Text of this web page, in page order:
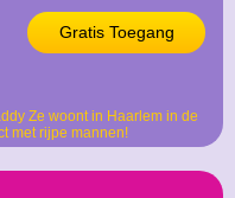
Gratis Toegang
Ze woont in Haarlem in de
met rijpe mannen!